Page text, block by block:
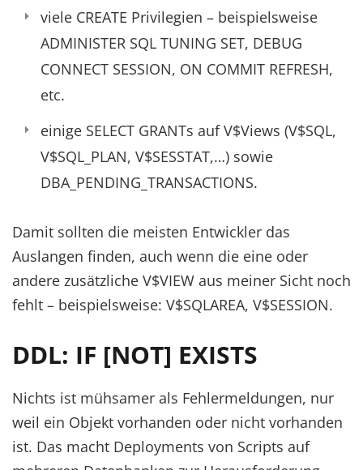
viele CREATE Privilegien – beispielsweise
ADMINISTER SQL TUNING SET, DEBUG
CONNECT SESSION, ON COMMIT REFRESH,
etc.
einige SELECT GRANTs auf V$Views (V$SQL,
V$SQL_PLAN, V$SESSTAT,…) sowie
DBA_PENDING_TRANSACTIONS.
Damit sollten die meisten Entwickler das
Auslangen finden, auch wenn die eine oder
andere zusätzliche V$VIEW aus meiner Sicht noch
fehlt – beispielsweise: V$SQLAREA, V$SESSION.
DDL: IF [NOT] EXISTS
Nichts ist mühsamer als Fehlermeldungen, nur
weil ein Objekt vorhanden oder nicht vorhanden
ist. Das macht Deployments von Scripts auf